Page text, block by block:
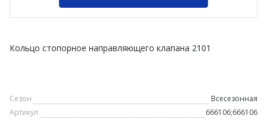
Кольцо стопорное направляющего клапана 2101
Сезон
Всесезонная
Артикул
666106;666106